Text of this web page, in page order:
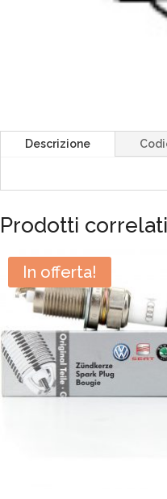
Descrizione
Prodotti correlati
In offerta!